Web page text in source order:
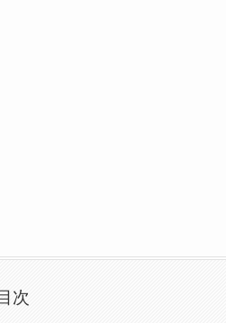
次